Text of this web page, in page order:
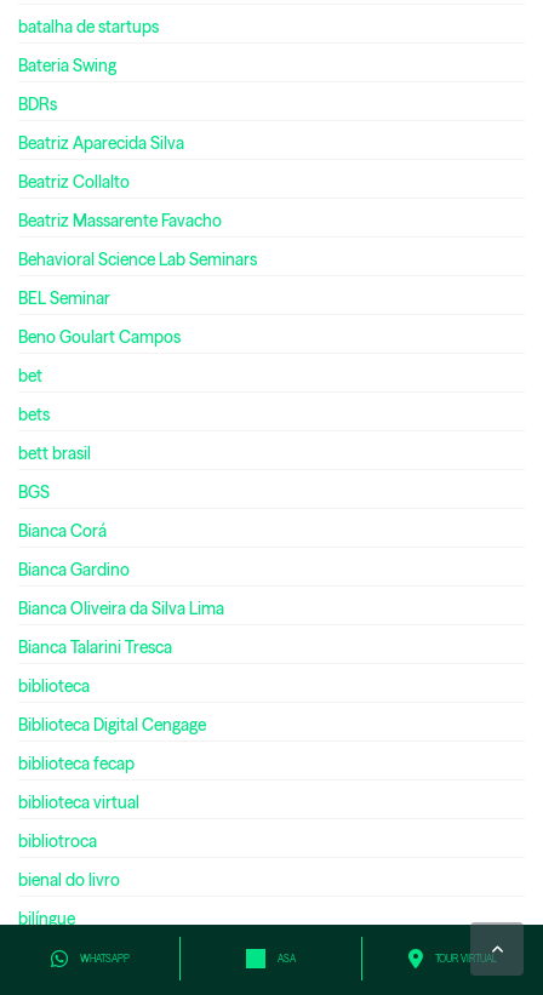
WHATSAPP ASA TOUR VIRTUAL
batalha de startups
Bateria Swing
BDRs
Beatriz Aparecida Silva
Beatriz Collalto
Beatriz Massarente Favacho
Behavioral Science Lab Seminars
BEL Seminar
Beno Goulart Campos
bet
bets
bett brasil
BGS
Bianca Corá
Bianca Gardino
Bianca Oliveira da Silva Lima
Bianca Talarini Tresca
biblioteca
Biblioteca Digital Cengage
biblioteca fecap
biblioteca virtual
bibliotroca
bienal do livro
bilíngue
bilionário